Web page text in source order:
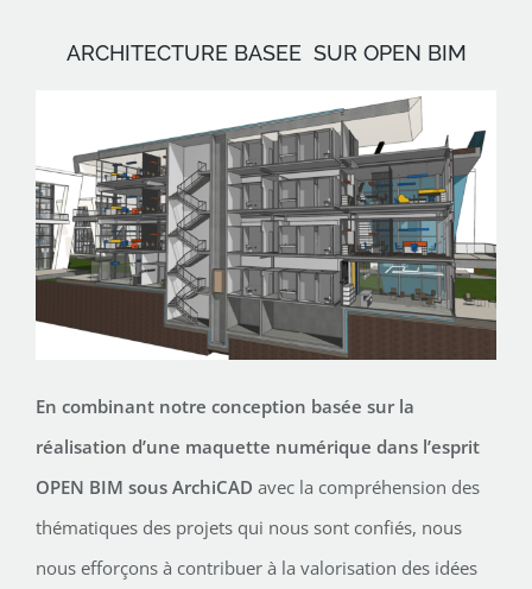
ARCHITECTURE BASEE SUR OPEN BIM
En combinant notre conception basée sur la
réalisation d’une maquette numérique dans l’esprit
OPEN BIM sous ArchiCAD avec la compréhension des
thématiques des projets qui nous sont confiés, nous
nous efforçons à contribuer à la valorisation des idées